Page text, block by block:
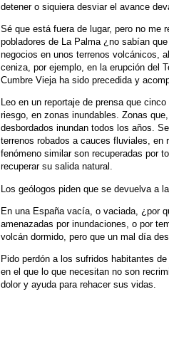
detener o siquiera desviar el avance
Sé que está fuera de lugar, pero no me
pobladores de La Palma ¿no sabían
negocios en unos terrenos volcánicos,
ceniza, por ejemplo, en la erupción del
Cumbre Vieja ha sido precedida y
Leo en un reportaje de prensa que
riesgo, en zonas inundables. Zonas
desbordados inundan todos los años.
terrenos robados a cauces fluviales, en
fenómeno similar son recuperadas por
recuperar su salida natural.
Los geólogos piden que se devuelva a
En una España vacía, o vaciada, ¿por
amenazadas por inundaciones, o por
volcán dormido, pero que un mal día
Pido perdón a los sufridos habitantes
en el que lo que necesitan no son
dolor y ayuda para rehacer sus vidas.